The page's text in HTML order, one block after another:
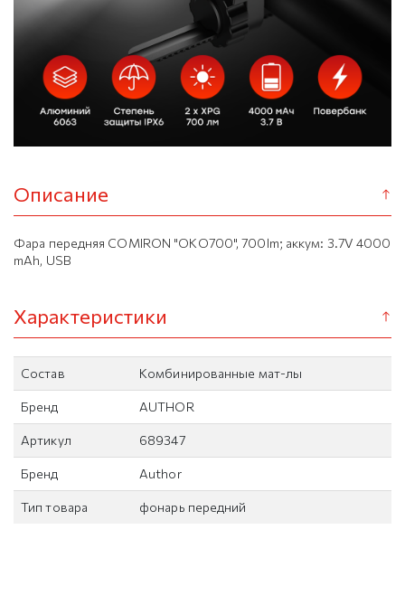
Описание
Фара передняя COMIRON "OKO700", 700lm; аккум: 3.7V 4000
mAh, USB
Характеристики
Состав Комбинированные мат-лы
Бренд AUTHOR
Артикул 689347
Бренд Author
Тип товара фонарь передний